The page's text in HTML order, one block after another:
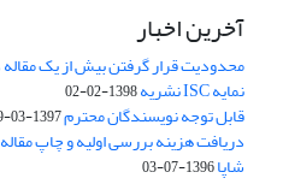
آخرین اخبار
محدودیت قرار گرفتن بیش از یک مقاله
نمایه ISC نشریه 1398-02-02
قابل توجه نویسندگان محترم1397-03-19
دریافت هزینه بررسی اولیه و چاپ مقاله
شاپا1396-07-03